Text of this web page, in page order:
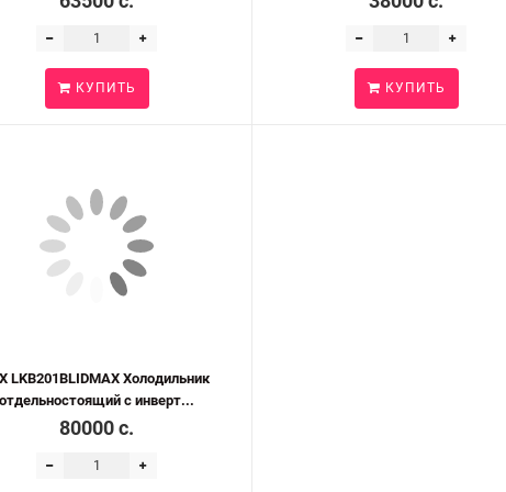
КУПИТЬ КУПИТЬ
LKB201BLIDMAX Холодильник
отдельностоящий с инверт...
80000 c.